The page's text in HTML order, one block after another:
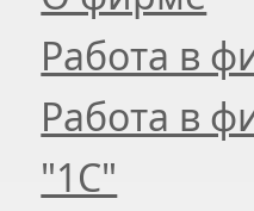
Работа в
Работа в
"1С"